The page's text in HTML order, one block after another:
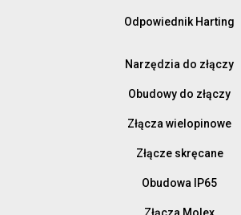
Odpowiednik Harting
Narzędzia do złączy
Obudowy do złączy
Złącza wielopinowe
Złącze skręcane
Obudowa IP65
Złącza Molex